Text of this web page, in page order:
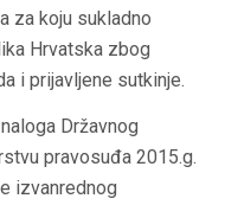
za koju sukladno
Hrvatska zbog
i prijavljene sutkinje.
Državnog
pravosuđa 2015.g.
izvanrednog